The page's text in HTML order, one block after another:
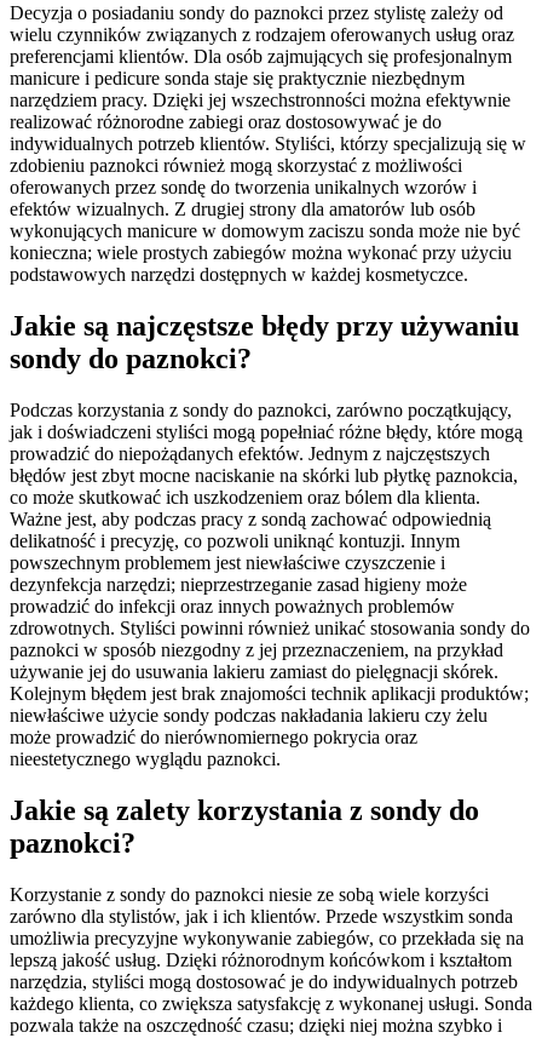
Decyzja o posiadaniu sondy do paznokci przez stylistę zależy od
wielu czynników związanych z rodzajem oferowanych usług oraz
preferencjami klientów. Dla osób zajmujących się profesjonalnym
manicure i pedicure sonda staje się praktycznie niezbędnym
narzędziem pracy. Dzięki jej wszechstronności można efektywnie
realizować różnorodne zabiegi oraz dostosowywać je do
indywidualnych potrzeb klientów. Styliści, którzy specjalizują się w
zdobieniu paznokci również mogą skorzystać z możliwości
oferowanych przez sondę do tworzenia unikalnych wzorów i
efektów wizualnych. Z drugiej strony dla amatorów lub osób
wykonujących manicure w domowym zaciszu sonda może nie być
konieczna; wiele prostych zabiegów można wykonać przy użyciu
podstawowych narzędzi dostępnych w każdej kosmetyczce.
Jakie są najczęstsze błędy przy używaniu
sondy do paznokci?
Podczas korzystania z sondy do paznokci, zarówno początkujący,
jak i doświadczeni styliści mogą popełniać różne błędy, które mogą
prowadzić do niepożądanych efektów. Jednym z najczęstszych
błędów jest zbyt mocne naciskanie na skórki lub płytkę paznokcia,
co może skutkować ich uszkodzeniem oraz bólem dla klienta.
Ważne jest, aby podczas pracy z sondą zachować odpowiednią
delikatność i precyzję, co pozwoli uniknąć kontuzji. Innym
powszechnym problemem jest niewłaściwe czyszczenie i
dezynfekcja narzędzi; nieprzestrzeganie zasad higieny może
prowadzić do infekcji oraz innych poważnych problemów
zdrowotnych. Styliści powinni również unikać stosowania sondy do
paznokci w sposób niezgodny z jej przeznaczeniem, na przykład
używanie jej do usuwania lakieru zamiast do pielęgnacji skórek.
Kolejnym błędem jest brak znajomości technik aplikacji produktów;
niewłaściwe użycie sondy podczas nakładania lakieru czy żelu
może prowadzić do nierównomiernego pokrycia oraz
nieestetycznego wyglądu paznokci.
Jakie są zalety korzystania z sondy do
paznokci?
Korzystanie z sondy do paznokci niesie ze sobą wiele korzyści
zarówno dla stylistów, jak i ich klientów. Przede wszystkim sonda
umożliwia precyzyjne wykonywanie zabiegów, co przekłada się na
lepszą jakość usług. Dzięki różnorodnym końcówkom i kształtom
narzędzia, styliści mogą dostosować je do indywidualnych potrzeb
każdego klienta, co zwiększa satysfakcję z wykonanej usługi. Sonda
pozwala także na oszczędność czasu; dzięki niej można szybko i